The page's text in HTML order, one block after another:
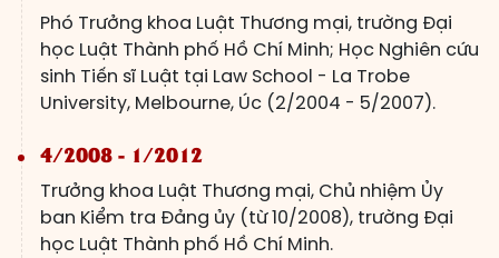
Phó Trưởng khoa Luật Thương mại, trường Đại
học Luật Thành phố Hồ Chí Minh; Học Nghiên cứu
sinh Tiến sĩ Luật tại Law School - La Trobe
University, Melbourne, Úc (2/2004 - 5/2007).
4/2008 - 1/2012
Trưởng khoa Luật Thương mại, Chủ nhiệm Ủy
ban Kiểm tra Đảng ủy (từ 10/2008), trường Đại
học Luật Thành phố Hồ Chí Minh.